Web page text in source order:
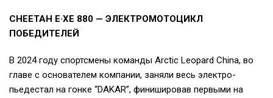
CHEETAH E·XE 880 — ЭЛЕКТРОМОТОЦИКЛ
ПОБЕДИТЕЛЕЙ
В 2024 году спортсмены команды Arctic Leopard China, во
главе с основателем компании, заняли весь электро-
пьедестал на гонке “DAKAR”, финишировав первыми на